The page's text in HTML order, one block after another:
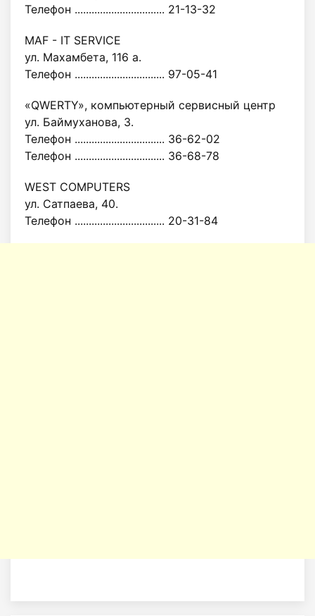
Телефон ................................ 21-13-32
MAF - IT SERVICE
ул. Махамбета, 116 а.
Телефон ................................ 97-05-41
«QWERTY», компьютерный сервисный центр
ул. Баймуханова, 3.
Телефон ................................ 36-62-02
Телефон ................................ 36-68-78
WEST COMPUTERS
ул. Сатпаева, 40.
Телефон ................................ 20-31-84